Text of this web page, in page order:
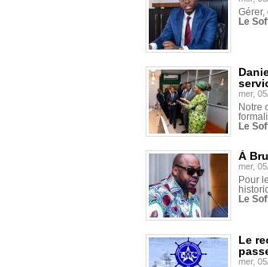
Gérer,
Le
mer,
Notre
Le
À
mer,
Pour
Le
Le
mer,